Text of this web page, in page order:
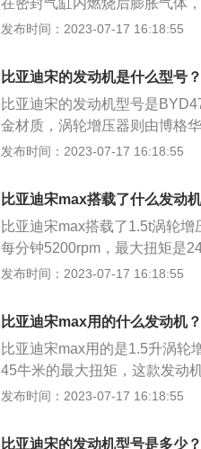
在密封气缸内燃烧后膨胀气体
宋pro为例，其属于紧凑型suv
独立悬架，后悬架是多连杆式
力是160ps，最大功率是
箱。
发布时间：2023-07-17 16:18:55
比亚迪宋的发动机是什么型号？
比亚迪宋的发动机型号是
金材质，涡轮增压器则由博格
缸内直喷技术，可提供113kw
得颇为运动。车身侧面，比亚
浮式车顶的视觉效果。
发布时间：2023-07-17 16:18:55
比亚迪宋max搭载了什么发动
比亚迪宋max搭载了1.5t涡轮
每分钟5200rpm，最大扭矩是
与其匹配的是6挡手动变速箱，
0mm，轴距为2785mm，油箱
发布时间：2023-07-17 16:18:55
比亚迪宋max用的什么发动机？
比亚迪宋max用的是1.5升涡轮
45牛米的最大扭矩，这款发动
功率转速为每分钟5200转。与
车，该车的长宽高分别是
发布时间：2023-07-17 16:18:55
比亚迪宋的发动机型号是多少？